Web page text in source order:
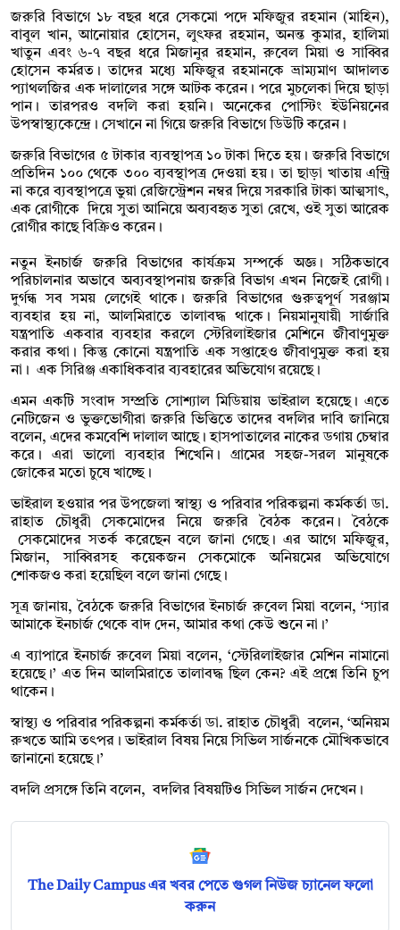
জরুরি বিভাগে ১৮ বছর ধরে সেকমো পদে মফিজুর রহমান (মাহিন),
বাবুল খান, আনোয়ার হোসেন, লুৎফর রহমান, অনন্ত কুমার, হালিমা
খাতুন এবং ৬-৭ বছর ধরে মিজানুর রহমান, রুবেল মিয়া ও সাব্বির
হোসেন কর্মরত। তাদের মধ্যে মফিজুর রহমানকে ভ্রাম্যমাণ আদালত
প্যাথলজির এক দালালের সঙ্গে আটক করেন। পরে মুচলেকা দিয়ে ছাড়া
পান। তারপরও বদলি করা হয়নি। অনেকের পোস্টিং ইউনিয়নের
উপস্বাস্থ্যকেন্দ্রে। সেখানে না গিয়ে জরুরি বিভাগে ডিউটি করেন।
জরুরি বিভাগের ৫ টাকার ব্যবস্থাপত্র ১০ টাকা দিতে হয়। জরুরি বিভাগে
প্রতিদিন ১০০ থেকে ৩০০ ব্যবস্থাপত্র দেওয়া হয়। তা ছাড়া খাতায় এন্ট্রি
না করে ব্যবস্থাপত্রে ভুয়া রেজিস্ট্রেশন নম্বর দিয়ে সরকারি টাকা আত্মসাৎ,
এক রোগীকে দিয়ে সুতা আনিয়ে অব্যবহৃত সুতা রেখে, ওই সুতা আরেক
রোগীর কাছে বিক্রিও করেন।
নতুন ইনচার্জ জরুরি বিভাগের কার্যক্রম সম্পর্কে অজ্ঞ। সঠিকভাবে
পরিচালনার অভাবে অব্যবস্থাপনায় জরুরি বিভাগ এখন নিজেই রোগী।
দুর্গন্ধ সব সময় লেগেই থাকে। জরুরি বিভাগের গুরুত্বপূর্ণ সরঞ্জাম
ব্যবহার হয় না, আলমিরাতে তালাবদ্ধ থাকে। নিয়মানুযায়ী সার্জারি
যন্ত্রপাতি একবার ব্যবহার করলে স্টেরিলাইজার মেশিনে জীবাণুমুক্ত
করার কথা। কিন্তু কোনো যন্ত্রপাতি এক সপ্তাহেও জীবাণুমুক্ত করা হয়
না। এক সিরিঞ্জ একাধিকবার ব্যবহারের অভিযোগ রয়েছে।
এমন একটি সংবাদ সম্প্রতি সোশ্যাল মিডিয়ায় ভাইরাল হয়েছে। এতে
নেটিজেন ও ভুক্তভোগীরা জরুরি ভিত্তিতে তাদের বদলির দাবি জানিয়ে
বলেন, এদের কমবেশি দালাল আছে। হাসপাতালের নাকের ডগায় চেম্বার
করে। এরা ভালো ব্যবহার শিখেনি। গ্রামের সহজ-সরল মানুষকে
জোকের মতো চুষে খাচ্ছে।
ভাইরাল হওয়ার পর উপজেলা স্বাস্থ্য ও পরিবার পরিকল্পনা কর্মকর্তা ডা.
রাহাত চৌধুরী সেকমোদের নিয়ে জরুরি বৈঠক করেন। বৈঠকে
সেকমোদের সতর্ক করেছেন বলে জানা গেছে। এর আগে মফিজুর,
মিজান, সাব্বিরসহ কয়েকজন সেকমোকে অনিয়মের অভিযোগে
শোকজও করা হয়েছিল বলে জানা গেছে।
সূত্র জানায়, বৈঠকে জরুরি বিভাগের ইনচার্জ রুবেল মিয়া বলেন, ‘স্যার
আমাকে ইনচার্জ থেকে বাদ দেন, আমার কথা কেউ শুনে না।’
এ ব্যাপারে ইনচার্জ রুবেল মিয়া বলেন, ‘স্টেরিলাইজার মেশিন নামানো
হয়েছে।’ এত দিন আলমিরাতে তালাবদ্ধ ছিল কেন? এই প্রশ্নে তিনি চুপ
থাকেন।
স্বাস্থ্য ও পরিবার পরিকল্পনা কর্মকর্তা ডা. রাহাত চৌধুরী বলেন, ‘অনিয়ম
রুখতে আমি তৎপর। ভাইরাল বিষয় নিয়ে সিভিল সার্জনকে মৌখিকভাবে
জানানো হয়েছে।’
বদলি প্রসঙ্গে তিনি বলেন, বদলির বিষয়টিও সিভিল সার্জন দেখেন।
The Daily Campus এর খবর পেতে গুগল নিউজ চ্যানেল ফলো
করুন